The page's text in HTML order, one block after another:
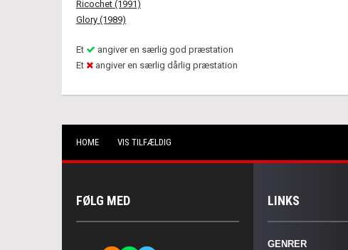
Ricochet (1991)
Glory (1989)
Et
angiver en særlig god præstation
Et
angiver en særlig dårlig præstation
HOME VIS TILFÆLDIG
FØLG MED LINKS
GENRER